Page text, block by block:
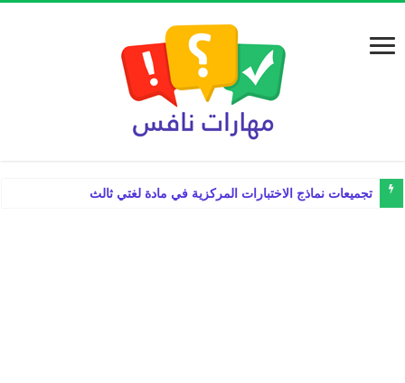
تجميعات نماذج الاختبارات المركزية في مادة لغتي ثالث ابتدائي الفصل